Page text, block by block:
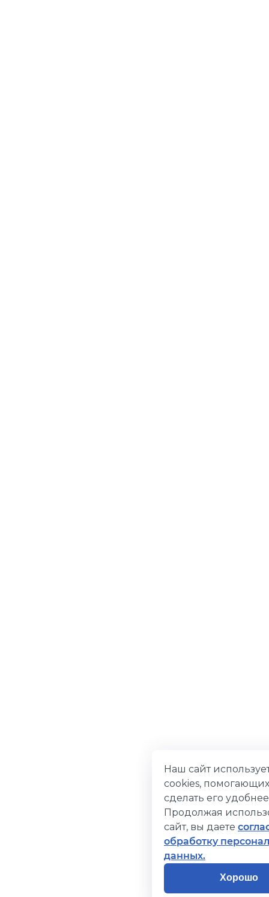
Наш сайт
cookies,
сделать его
Продолжая
сайт, вы даете
обработку
данных.
Хорошо